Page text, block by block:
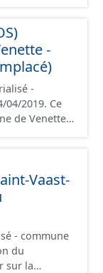
des
Malgré
il est
foi et sont
-
-
2019. Ce
de Venette.
le PADD, le
les
les données
documents
de vue
Vaast-
- commune
du